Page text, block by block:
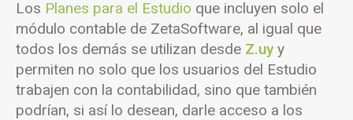
Los Planes para el Estudio que incluyen solo el
módulo contable de ZetaSoftware, al igual que
todos los demás se utilizan desde Z.uy y
permiten no solo que los usuarios del Estudio
trabajen con la contabilidad, sino que también
podrían, si así lo desean, darle acceso a los